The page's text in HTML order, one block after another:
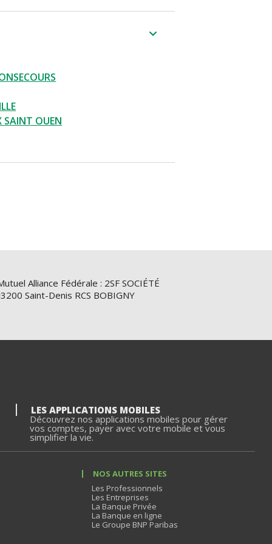
SAINT OUEN
Alliance Fédérale : 2SF SOCIÉTÉ
Saint-Denis RCS BOBIGNY
LES APPLICATIONS MOBILES
Découvrez nos applications mobiles pour gérer
vos comptes, payer avec votre mobile et vous
simplifier la vie.
NOS AUTRES SITES
Les Professionnels
Les Entreprises
La Banque Privée
La Banque en ligne
Le Groupe BNP Paribas